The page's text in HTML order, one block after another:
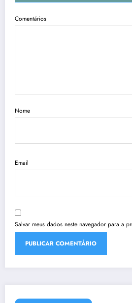
Comentários
Nome
Email
Salvar meus dados neste navegador para a